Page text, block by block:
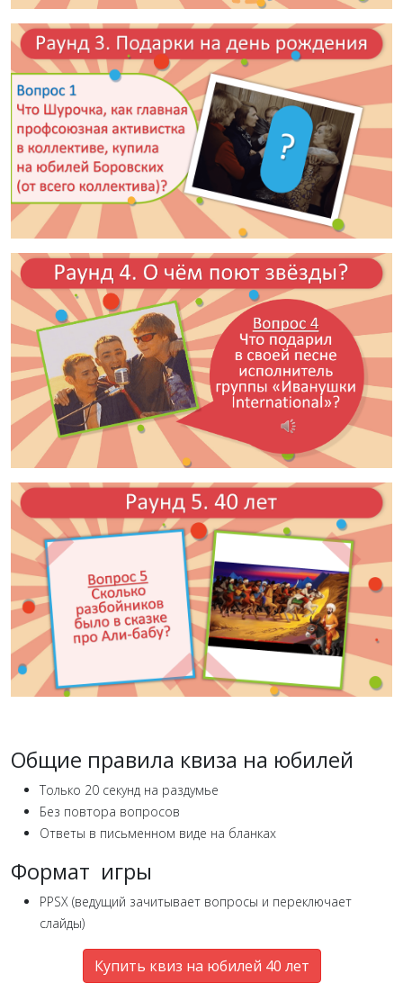
Общие правила квиза на юбилей
Только 20 секунд на раздумье
Без повтора вопросов
Ответы в письменном виде на бланках
Формат игры
PPSX (ведущий зачитывает вопросы и переключает
слайды)
Купить квиз на юбилей 40 лет